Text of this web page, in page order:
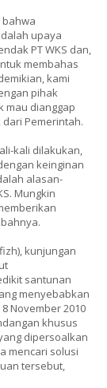
bahwa
upaya
PT WKS dan,
membahas
kami
pihak
mau dianggap
Pemerintah.
kali dilakukan,
keinginan
alasan-
Mungkin
kunjungan
santunan
menyebabkan
November 2010
khusus
dipersoalkan
mencari solusi
tersebut,